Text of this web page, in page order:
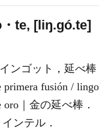
te, [liŋ.ɡó.te]
ンゴット，延べ棒
primera fusión /
oro｜金の延べ棒．
ンテル．